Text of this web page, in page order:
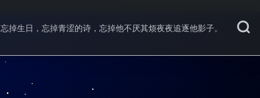
忘掉生日，忘掉青涩的诗，忘掉他不厌其烦夜夜追逐他影子。